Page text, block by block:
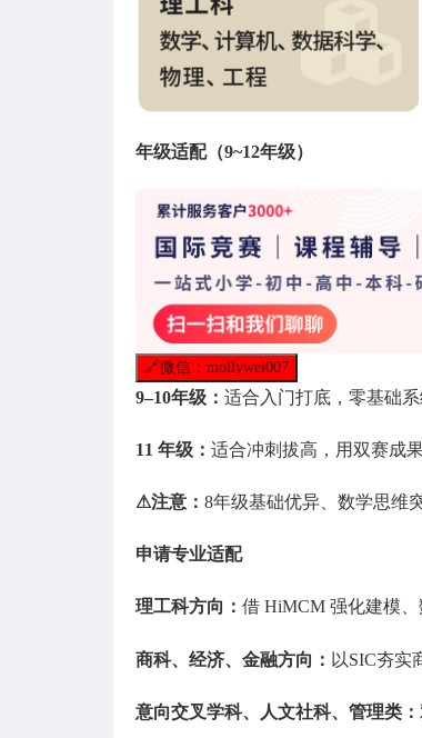
年级适配（9~12年级）
🔗微信：mollywei007
9–10年级： 适合入门打底，零基础
11 年级： 适合冲刺拔高，用双赛成
⚠注意： 8年级基础优异、数学思维
申请专业适配
理工科方向： 借 HiMCM 强化建模
商科、经济、金融方向： 以SIC夯实
意向交叉学科、人文社科、管理类：